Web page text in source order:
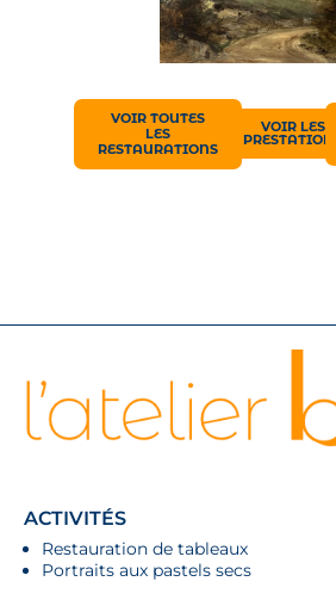
VOIR TOUTES
LES
RESTAURATIONS
VOIR LES
PRESTATIONS
ACTIVITÉS
Restauration de tableaux
Portraits aux pastels secs